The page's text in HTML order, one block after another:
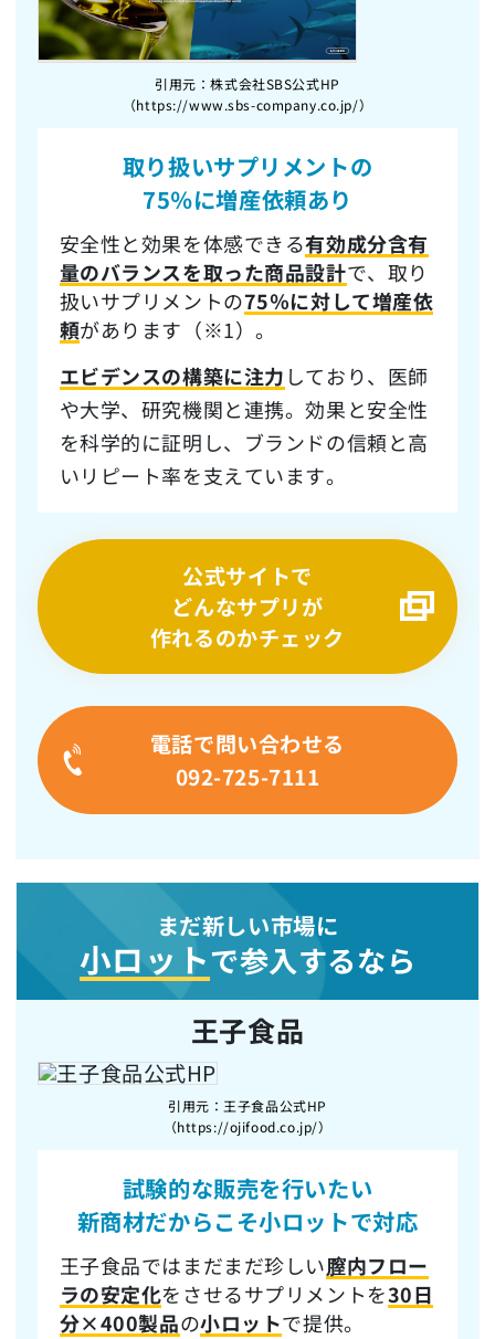
引用元：株式会社SBS公式HP
（https://www.sbs-company.co.jp/）
取り扱いサプリメントの
75％に増産依頼あり
安全性と効果を体感できる有効成分含有
量のバランスを取った商品設計で、取り
扱いサプリメントの75％に対して増産依
頼があります（※1）。
エビデンスの構築に注力 しており、医師
や大学、研究機関と連携。効果と安全性
を科学的に証明し、ブランドの信頼と高
いリピート率を支えています。
公式サイトで
どんなサプリが
作れるのかチェック
電話で問い合わせる
092-725-7111
まだ新しい市場に
小ロットで参入するなら
王子食品
引用元：王子食品公式HP
（https://ojifood.co.jp/）
試験的な販売を行いたい
新商材だからこそ小ロットで対応
王子食品ではまだまだ珍しい膣内フロー
ラの安定化をさせるサプリメントを30日
分×400製品の小ロットで提供。